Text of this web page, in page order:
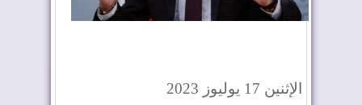
الإثنين 17 يوليوز 2023